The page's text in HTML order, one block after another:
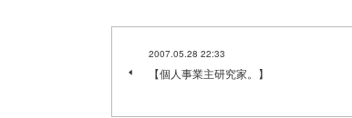
2007.05.28 22:33
【個人事業主研究家。】